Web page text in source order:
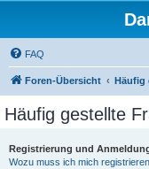
FAQ
Foren-Übersicht Häufig
Häufig gestellte
Registrierung und
Wozu muss ich mich